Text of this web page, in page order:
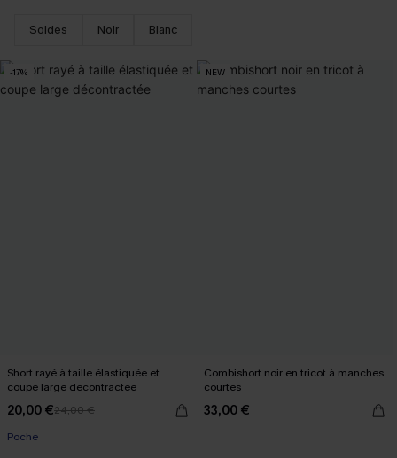
Soldes Noir Blanc
-17%
Short rayé à taille élastiquée et
coupe large décontractée
20,00 €24,00 €
Poche
NEW
Combishort noir en tricot à manches
courtes
33,00 €